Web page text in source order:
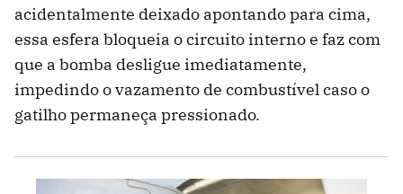
acidentalmente deixado apontando para cima,
essa esfera bloqueia o circuito interno e faz com
que a bomba desligue imediatamente,
impedindo o vazamento de combustível caso o
gatilho permaneça pressionado.